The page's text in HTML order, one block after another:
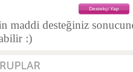
Destekçi Yap
maddi desteğiniz
:)